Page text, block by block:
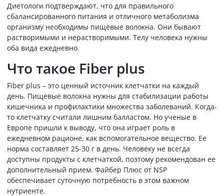
Диетологи подтверждают, что для правильного
сбалансированного питания и отличного метаболизма
организму необходимы пищевые волокна. Они бывают
растворимыми и нерастворимыми. Телу человека нужны
оба вида ежедневно.
Что такое Fiber plus
Fiber plus – это ценный источник клетчатки на каждый
день. Пищевые волокна нужны для стабилизации работы
кишечника и профилактики множества заболеваний. Когда-
то клетчатку считали лишним балластом. Но ученые в
Европе пришли к выводу, что она играет роль в
ежедневном рационе, как вспомогательное вещество. Ее
норма составляет 25-30 г в день. Человеку не всегда
доступны продукты с клетчаткой, поэтому рекомендован ее
дополнительный прием. Файбер Плюс от NSP
обеспечивает суточную потребность в этом важном
нутриенте.